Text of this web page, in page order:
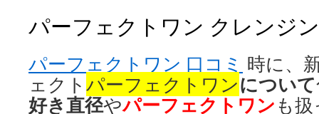
パーフェクトワン クレンジ
パーフェクトワン 口コミ 時に、
ェクト パーフェクトワンについて
好き直径やパーフェクトワン も